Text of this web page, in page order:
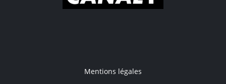
Mentions légales